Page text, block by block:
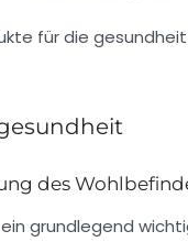
des
grundlegend